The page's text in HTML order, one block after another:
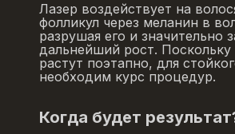
Лазер воздействует на
фолликул через меланин в
разрушая его и значительно
дальнейший рост. Поскольку
растут поэтапно, для
необходим курс процедур.
Когда будет